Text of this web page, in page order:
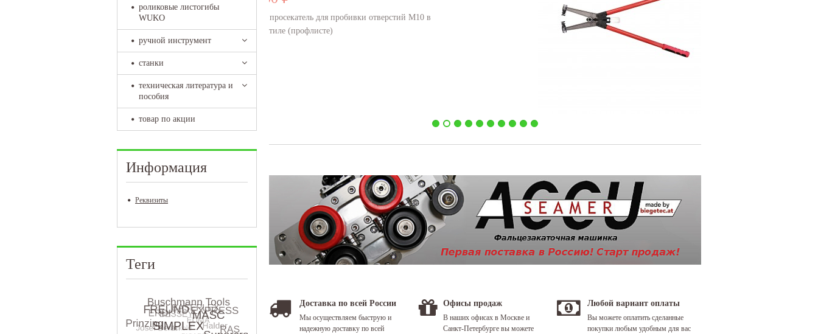
роликовые листогибы
WUKO
ручной инструмент
станки
техническая литература и
пособия
товар по акции
Информация
Реквизиты
Теги
мобильный листогиб для тонколистового металла
Доставка по всей России
Мы осуществляем быструю и
надежную доставку по всей
Офисы продаж
В наших офисах в Москве и
Санкт-Петербурге вы можете
Любой вариант оплаты
Вы можете оплатить сделанные
покупки любым удобным для вас